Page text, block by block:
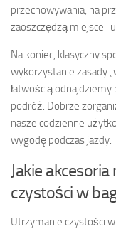
przechowywania, na
zaoszczędzą miejsce i
Na koniec, klasyczny
wykorzystanie zasady
łatwością
podróż. Dobrze
nasze codzienne
wygodę podczas jazdy.
Jakie
czystości w
Utrzymanie czystości